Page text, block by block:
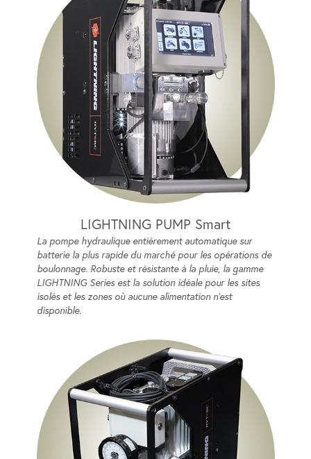
LIGHTNING PUMP Smart
La pompe hydraulique entièrement automatique sur
batterie la plus rapide du marché pour les opérations de
boulonnage. Robuste et résistante à la pluie, la gamme
LIGHTNING Series est la solution idéale pour les sites
isolés et les zones où aucune alimentation n’est
disponible.